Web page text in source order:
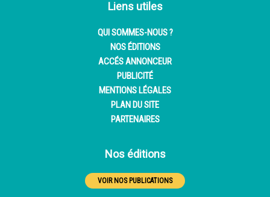
Liens utiles
QUI SOMMES-NOUS ?
NOS ÉDITIONS
ACCÉS ANNONCEUR
PUBLICITÉ
MENTIONS LÉGALES
PLAN DU SITE
PARTENAIRES
Nos éditions
VOIR NOS PUBLICATIONS